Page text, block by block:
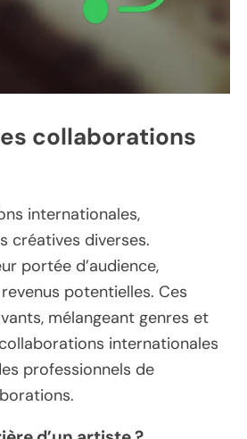
collaborations
internationales,
créatives diverses.
portée d’audience,
potentielles. Ces
mélangeant genres et
internationales
professionnels de